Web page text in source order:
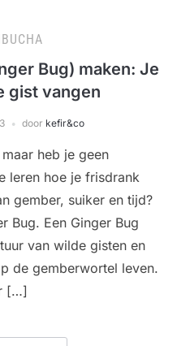
Bug) maken: Je
gist vangen
door kefir&co
heb je geen
leren hoe je frisdrank
gember, suiker en tijd?
Bug. Een Ginger Bug
van wilde gisten en
de gemberwortel leven.
[…]